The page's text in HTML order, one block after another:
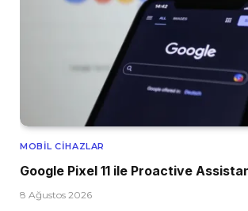
MOBIL CIHAZLAR
Google Pixel 11 ile Proactive
8 Ağustos 2026